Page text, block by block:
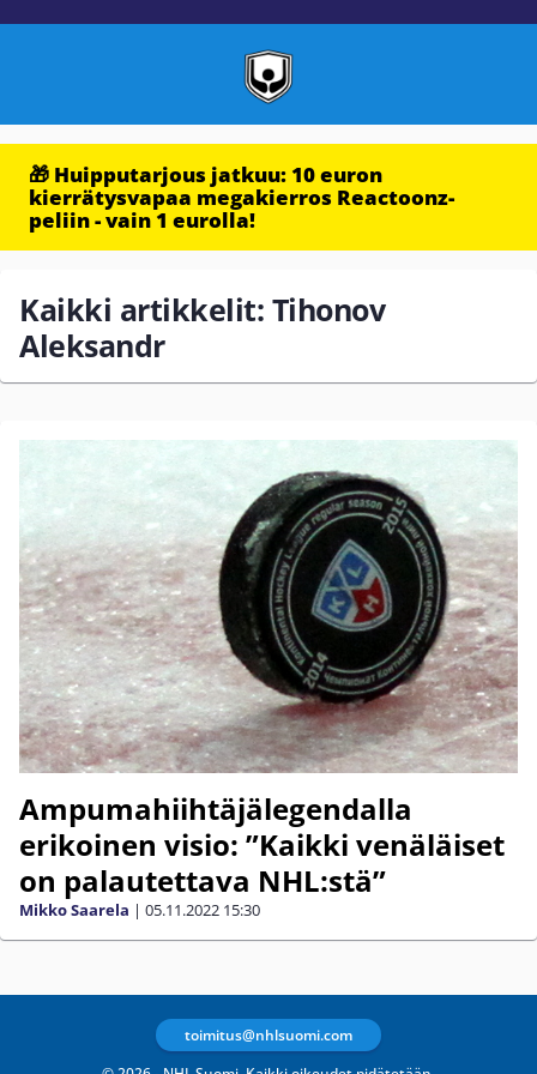
🎁 Huipputarjous jatkuu: 10 euron
kierrätysvapaa megakierros Reactoonz-
peliin - vain 1 eurolla!
Kaikki artikkelit: Tihonov
Aleksandr
Ampumahiihtäjälegendalla
erikoinen visio: ”Kaikki venäläiset
on palautettava NHL:stä”
Mikko Saarela | 05.11.2022 15:30
toimitus@nhlsuomi.com